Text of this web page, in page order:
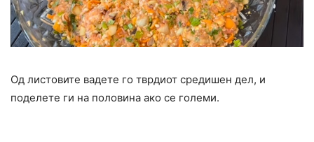
Од листовите вадете го тврдиот средишен дел, и
поделете ги на половина ако се големи.